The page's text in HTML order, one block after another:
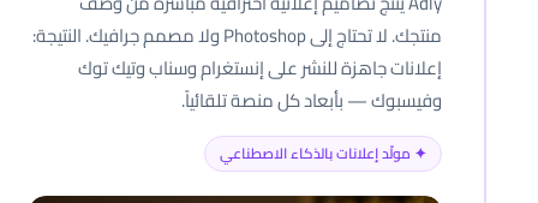
منتجك. لا تحتاج إلى Photoshop ولا مصمم جرافيك. النتيجة:
إعلانات جاهزة للنشر على إنستغرام وسناب وتيك توك
وفيسبوك — بأبعاد كل منصة تلقائياً.
✦ مولّد إعلانات بالذكاء الاصطناعي